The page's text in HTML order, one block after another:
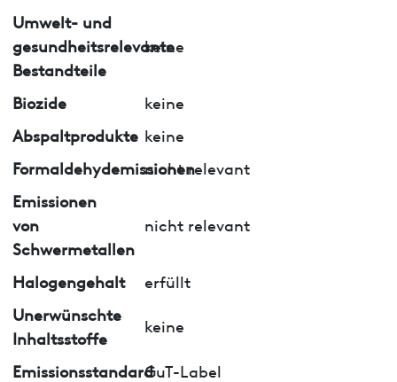
Umwelt- und
gesundheitsrelevante
Bestandteile
keine
Biozide
keine
Abspaltprodukte keine
Formaldehydemissionennicht relevant
Emissionen
von
Schwermetallen
nicht relevant
Halogengehalt
erfüllt
Unerwünschte
Inhaltsstoffe
keine
EmissionsstandardGuT-Label